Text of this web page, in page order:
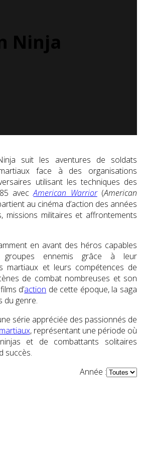
Ninja
suit les aventures de soldats
face à des organisations
utilisant les techniques des
avecAmerican Warrior(American
au cinéma d’action des années
missions militaires et affrontements
en avant des héros capables
ennemis grâce à leur
martiaux et leurs compétences de
de combat nombreuses et son
d’action de cette époque, la saga
du genre.
série appréciée des passionnés de
, représentant une période où
et de combattants solitaires
succès.
Année :